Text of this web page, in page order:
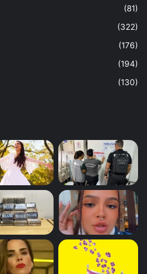
(81)
(322)
(176)
(194)
(130)